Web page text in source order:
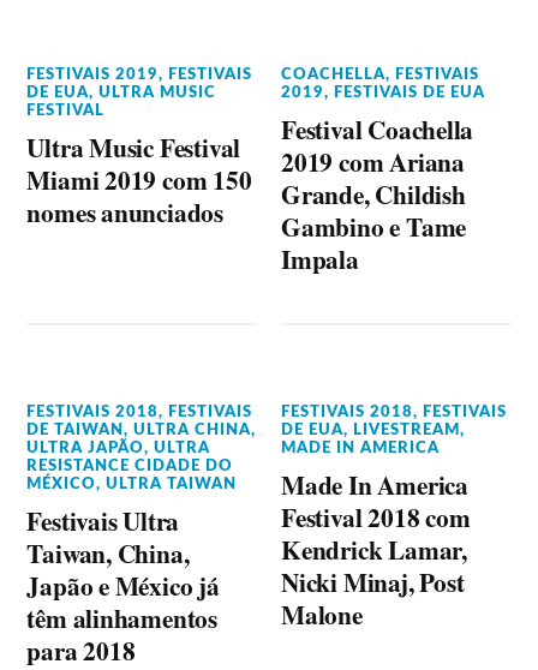
FESTIVAIS 2019,
FESTIVAIS
DE EUA,ULTRA MUSIC
FESTIVAL
Ultra Music Festival
Miami 2019 com 150
nomes anunciados
COACHELLA,
FESTIVAIS
2019, FESTIVAIS DE EUA
Festival Coachella
2019 com Ariana
Grande, Childish
Gambino e Tame
Impala
FESTIVAIS 2018,
FESTIVAIS
DE TAIWAN,ULTRA CHINA,
ULTRA JAPÃO,ULTRA
RESISTANCE CIDADE DO
MÉXICO,ULTRA TAIWAN
Festivais Ultra
Taiwan, China,
Japão e México já
têm alinhamentos
para 2018
FESTIVAIS 2018,
FESTIVAIS
DE EUA, LIVESTREAM,
MADE IN AMERICA
Made In America
Festival 2018 com
Kendrick Lamar,
Nicki Minaj, Post
Malone